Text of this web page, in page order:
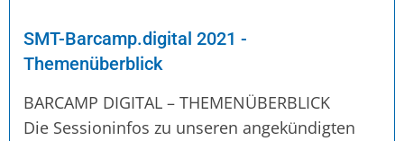
SMT-Barcamp.digital 2021 -
Themenüberblick
BARCAMP DIGITAL – THEMENÜBERBLICK
Die Sessioninfos zu unseren angekündigten